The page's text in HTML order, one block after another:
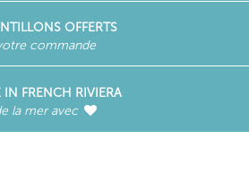
OFFERTS
commande
IN FRENCH RIVIERA
la mer avec